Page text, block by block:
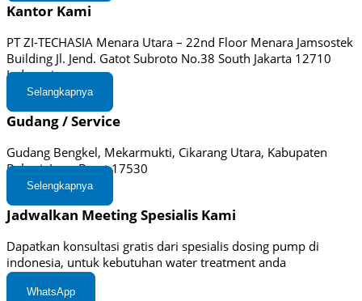
Kantor Kami
PT ZI-TECHASIA Menara Utara – 22nd Floor Menara Jamsostek
Building Jl. Jend. Gatot Subroto No.38 South Jakarta 12710
Indonesia
Selangkapnya
Gudang / Service
Gudang Bengkel, Mekarmukti, Cikarang Utara, Kabupaten
Bekasi, Jawa Barat 17530
Selengkapnya
Jadwalkan Meeting Spesialis Kami
Dapatkan konsultasi gratis dari spesialis dosing pump di
indonesia, untuk kebutuhan water treatment anda
WhatsApp